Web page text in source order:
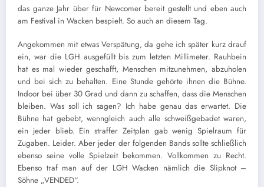
das ganze Jahr über für Newcomer bereit gestellt und eben auch
am Festival in Wacken bespielt. So auch an diesem Tag.
Angekommen mit etwas Verspätung, da gehe ich später kurz drauf
ein, war die LGH ausgefüllt bis zum letzten Millimeter. Rauhbein
hat es mal wieder geschafft, Menschen mitzunehmen, abzuholen
und bei sich zu behalten. Eine Stunde gehörte ihnen die Bühne.
Indoor bei über 30 Grad und dann zu schaffen, dass die Menschen
bleiben. Was soll ich sagen? Ich habe genau das erwartet. Die
Bühne hat gebebt, wenngleich auch alle schweißgebadet waren,
ein jeder blieb. Ein straffer Zeitplan gab wenig Spielraum für
Zugaben. Leider. Aber jeder der folgenden Bands sollte schließlich
ebenso seine volle Spielzeit bekommen. Vollkommen zu Recht.
Ebenso traf man auf der LGH Wacken nämlich die Slipknot –
Söhne „VENDED“.